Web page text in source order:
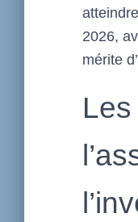
2026,
mérite